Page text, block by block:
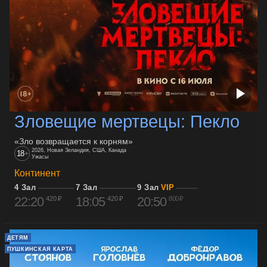
Зловещие мертвецы: Пекло
«Зло возвращается к корням»
18+ 2026, Новая Зеландия, США, Канада
Ужасы
Континент
4 Зал
22:20 420 ₽
7 Зал
18:05 420 ₽
9 Зал VIP
20:50 800 ₽
ДЕТЯМ
ПУШКИНСКАЯ КАРТА